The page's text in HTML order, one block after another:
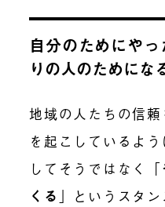
自分のためにや
りの人のためにな
地域の人たちの信
を起こしているよ
してそうではなく「
くる 」というスタ